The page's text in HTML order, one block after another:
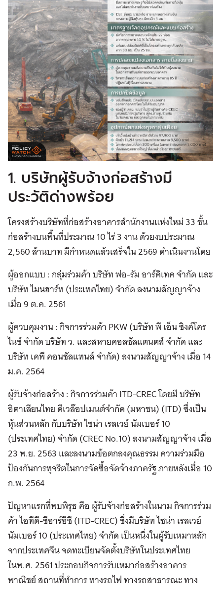
1. บริษัทผู้รับจ้างก่อสร้างมี
ประวัติด่างพร้อย
โครงสร้างบริษัทที่ก่อสร้างอาคารสำนักงานแห่งใหม่ 33 ชั้น
ก่อสร้างบนพื้นที่ประมาณ 10 ไร่ 3 งาน ด้วยงบประมาณ
2,560 ล้านบาท มีกำหนดแล้วเสร็จใน 2569 ดำเนินงานโดย
ผู้ออกแบบ : กลุ่มร่วมค้า บริษัท ฟอ-รัม อาร์คิเทค จำกัด และ
บริษัท ไมนฮาร์ท (ประเทศไทย) จำกัด ลงนามสัญญาจ้าง
เมื่อ 9 ต.ค. 2561
ผู้ควบคุมงาน : กิจการร่วมค้า PKW (บริษัท พี เอ็น ซิงค์โคร
ไนซ์ จำกัด บริษัท ว. และสหายคอลซัลแตนตส์ จำกัด และ
บริษัท เคพี คอนชัลแทนส์ จำกัด) ลงนามสัญญาจ้าง เมื่อ 14
ม.ค. 2564
ผู้รับจ้างก่อสร้าง : กิจการร่วมค้า ITD-CREC โดยมี บริษัท
อิตาเลียนไทย ดีเวล๊อปเมนต์จำกัด (มหาชน) (ITD) ซึ่งเป็น
หุ้นส่วนหลัก กับบริษัท ไชน่า เรลเวย์ นัมเบอร์ 10
(ประเทศไทย) จำกัด (CREC No.10) ลงนามสัญญาจ้าง เมื่อ
23 พ.ย. 2563 และลงนามข้อตกลงคุณธรรม ความร่วมมือ
ป้องกันการทุจริตในการจัดซื้อจัดจ้างภาครัฐ ภายหลังเมื่อ 10
ก.พ. 2564
ปัญหาแรกที่พบพิรุธ คือ ผู้รับจ้างก่อสร้างในนาม กิจการร่วม
ค้า ไอทีดี-ซีอาร์อีซี (ITD-CREC) ซึ่งมีบริษัท ไชน่า เรลเวย์
นัมเบอร์ 10 (ประเทศไทย) จำกัด เป็นหนึ่งในผู้รับเหมาหลัก
จากประเทศจีน จดทะเบียนจัดตั้งบริษัทในประเทศไทย
ในพ.ศ. 2561 ประกอบกิจการรับเหมาก่อสร้างอาคาร
พาณิชย์ สถานที่ทำการ ทางรถไฟ ทางรถสาธารณะ ทาง